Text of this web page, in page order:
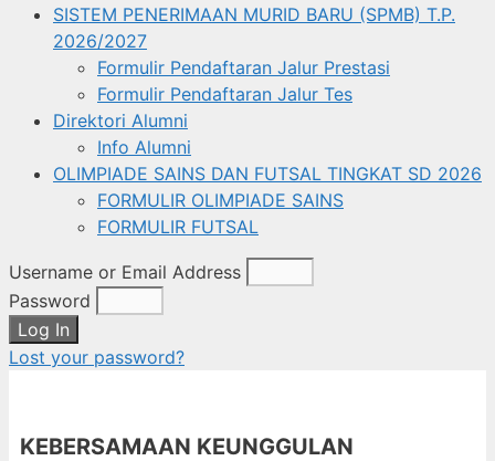
SISTEM PENERIMAAN MURID BARU (SPMB) T.P.
2026/2027
Formulir Pendaftaran Jalur Prestasi
Formulir Pendaftaran Jalur Tes
Direktori Alumni
Info Alumni
OLIMPIADE SAINS DAN FUTSAL TINGKAT SD 2026
FORMULIR OLIMPIADE SAINS
FORMULIR FUTSAL
Username or Email Address
Password
Log In
Lost your password?
KEBERSAMAAN KEUNGGULAN